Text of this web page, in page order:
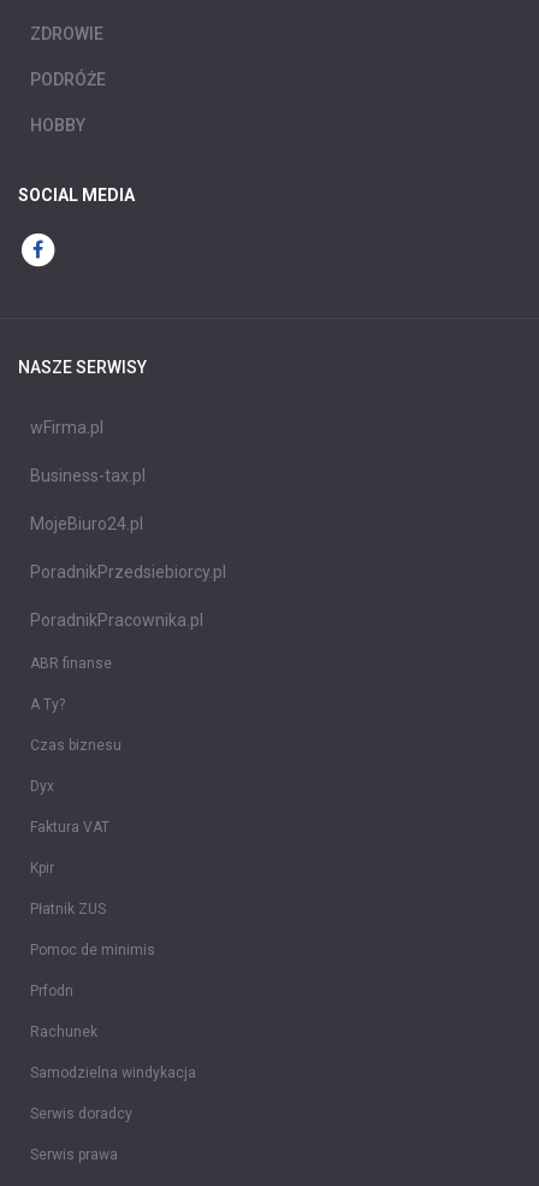
ZDROWIE
PODRÓŻE
HOBBY
SOCIAL MEDIA
NASZE SERWISY
wFirma.pl
Business-tax.pl
MojeBiuro24.pl
PoradnikPrzedsiebiorcy.pl
PoradnikPracownika.pl
ABR finanse
A Ty?
Czas biznesu
Dyx
Faktura VAT
Kpir
Płatnik ZUS
Pomoc de minimis
Prfodn
Rachunek
Samodzielna windykacja
Serwis doradcy
Serwis prawa